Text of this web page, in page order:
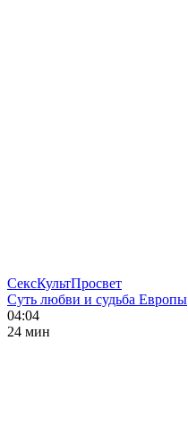
СексКультПросвет
Суть любви и судьба Европы
04:04
24 мин